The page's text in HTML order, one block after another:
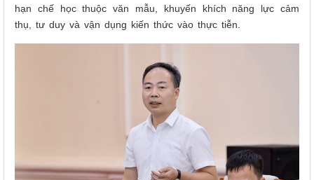
hạn chế học thuộc văn mẫu, khuyến khích năng lực cảm
thụ, tư duy và vận dụng kiến thức vào thực tiễn.